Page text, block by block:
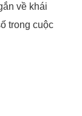
về khái
trong cuộc